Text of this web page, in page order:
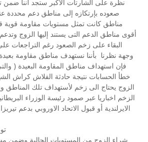
نظرة على الشارتات الأكبر ستجد أننا ضمن
مناطق كانت تمثل مستويات مقاومة قوية
أقوى مناطق الدعم التى يستند إليها الزوج
البقاء على زخم الصعود رغم التراجعات
وجهة نظرنا بأننا نستهدف مناطق مقاومة
فإن استهداف مناطق المقاومة البعيدة (
خطأ الحسابات نتيجة حادثة الفلاش كراش
الزوج يحتاج الى زخم لأستهداف تلك
الزخم اخباريا عبر صمود رئيسة الوزراء
شراء الزوج من المستويات الحالية وضمن مستويات